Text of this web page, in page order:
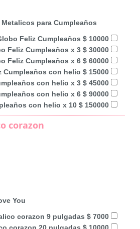
para Cumpleaños
Feliz Cumpleaños $ 10000
Feliz Cumpleaños x 3 $ 30000
Feliz Cumpleaños x 6 $ 60000
Cumpleaños con helio $ 15000
con helio x 3 $ 45000
con helio x 6 $ 90000
con helio x 10 $ 150000
corazon
You
corazon 9 pulgadas $ 7000
corazon 20 pulgadas $ 10000